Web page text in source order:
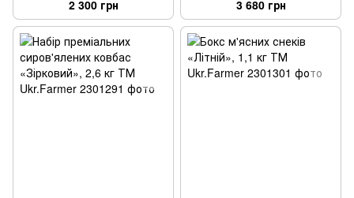
2 300 грн 3 680 грн